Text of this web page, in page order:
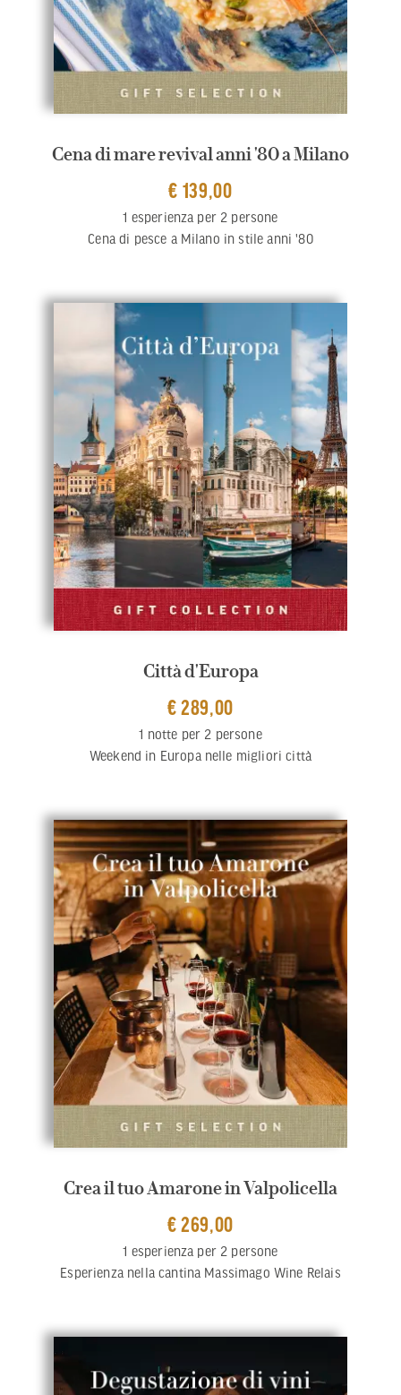
Cena di mare revival anni '80 a Milano
€ 139,00
1 esperienza per 2 persone
Cena di pesce a Milano in stile anni '80
Città d'Europa
€ 289,00
1 notte per 2 persone
Weekend in Europa nelle migliori città
Crea il tuo Amarone in Valpolicella
€ 269,00
1 esperienza per 2 persone
Esperienza nella cantina Massimago Wine Relais